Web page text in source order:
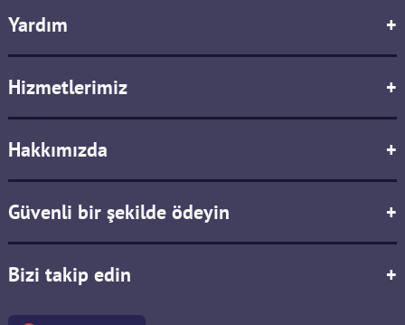
Yardım +
Hizmetlerimiz +
Hakkımızda +
Güvenli bir şekilde ödeyin +
Bizi takip edin +